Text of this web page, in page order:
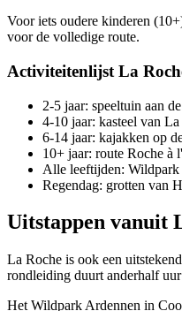
Voor iets oudere kinderen
voor de volledige route.
Activiteitenlijst La
2-5 jaar: speeltuin aan
4-10 jaar: kasteel van
6-14 jaar: kajakken op
10+ jaar: route Roche à
Alle leeftijden:
Regendag: grotten van
Uitstappen vanuit
La Roche is ook een
rondleiding duurt anderhalf
Het Wildpark Ardennen in